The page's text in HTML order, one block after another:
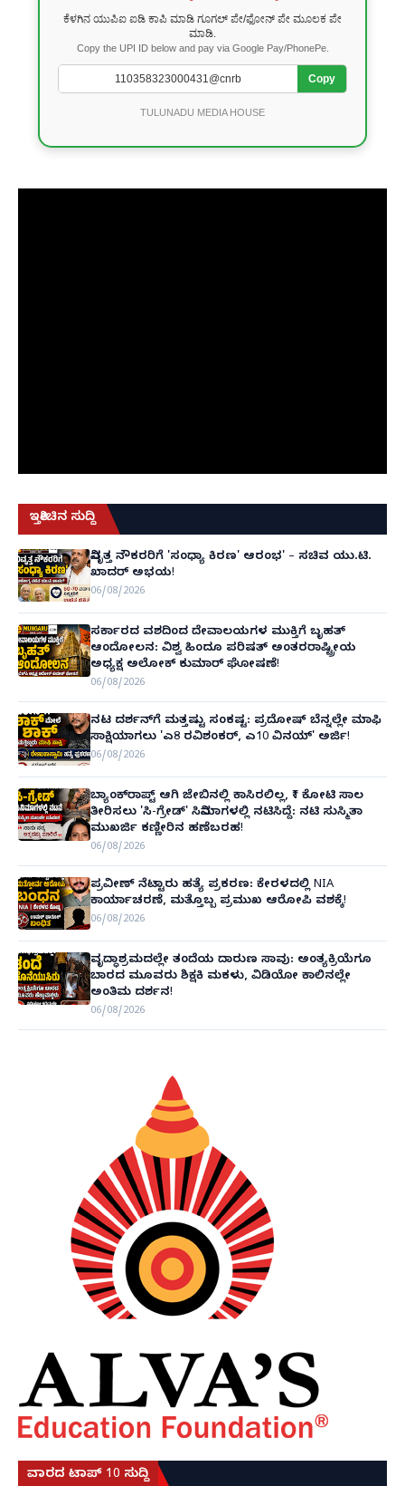
ಕೆಳಗಿನ ಯುಪಿಐ ಐಡಿ ಕಾಪಿ ಮಾಡಿ ಗೂಗಲ್ ಪೇ/ಫೋನ್ ಪೇ ಮೂಲಕ ಪೇ
ಮಾಡಿ.
Copy the UPI ID below and pay via Google Pay/PhonePe.
Copy
TULUNADU MEDIA HOUSE
ಇತ್ತೀಚಿನ ಸುದ್ದಿ
ನಿವೃತ್ತ ನೌಕರರಿಗೆ 'ಸಂಧ್ಯಾ ಕಿರಣ' ಆರಂಭ' – ಸಚಿವ ಯು.ಟಿ.
ಖಾದರ್ ಅಭಯ!
06/08/2026
ಸರ್ಕಾರದ ವಶದಿಂದ ದೇವಾಲಯಗಳ ಮುಕ್ತಿಗೆ ಬೃಹತ್
ಆಂದೋಲನ: ವಿಶ್ವ ಹಿಂದೂ ಪರಿಷತ್ ಅಂತರರಾಷ್ಟ್ರೀಯ
ಅಧ್ಯಕ್ಷ ಅಲೋಕ್ ಕುಮಾರ್ ಘೋಷಣೆ!
06/08/2026
ನಟ ದರ್ಶನ್‌ಗೆ ಮತ್ತಷ್ಟು ಸಂಕಷ್ಟ: ಪ್ರದೋಷ್ ಬೆನ್ನಲ್ಲೇ ಮಾಫಿ
ಸಾಕ್ಷಿಯಾಗಲು 'ಎ8 ರವಿಶಂಕರ್, ಎ10 ವಿನಯ್' ಅರ್ಜಿ!
06/08/2026
ಬ್ಯಾಂಕ್‌ರಾಪ್ಟ್‌ ಆಗಿ ಜೇಬಿನಲ್ಲಿ ಕಾಸಿರಲಿಲ್ಲ, ₹1 ಕೋಟಿ ಸಾಲ
ತೀರಿಸಲು 'ಸಿ-ಗ್ರೇಡ್' ಸಿನಿಮಾಗಳಲ್ಲಿ ನಟಿಸಿದ್ದೆ: ನಟಿ ಸುಸ್ಮಿತಾ
ಮುಖರ್ಜಿ ಕಣ್ಣೀರಿನ ಹಣೆಬರಹ!
06/08/2026
ಪ್ರವೀಣ್ ನೆಟ್ಟಾರು ಹತ್ಯೆ ಪ್ರಕರಣ: ಕೇರಳದಲ್ಲಿ NIA
ಕಾರ್ಯಾಚರಣೆ, ಮತ್ತೊಬ್ಬ ಪ್ರಮುಖ ಆರೋಪಿ ವಶಕ್ಕೆ!
06/08/2026
ವೃದ್ಧಾಶ್ರಮದಲ್ಲೇ ತಂದೆಯ ದಾರುಣ ಸಾವು: ಅಂತ್ಯಕ್ರಿಯೆಗೂ
ಬಾರದ ಮೂವರು ಶಿಕ್ಷಕಿ ಮಕಳು, ವಿಡಿಯೋ ಕಾಲಿನಲ್ಲೇ
ಅಂತಿಮ ದರ್ಶನ!
06/08/2026
ವಾರದ ಟಾಪ್ 10 ಸುದ್ದಿ